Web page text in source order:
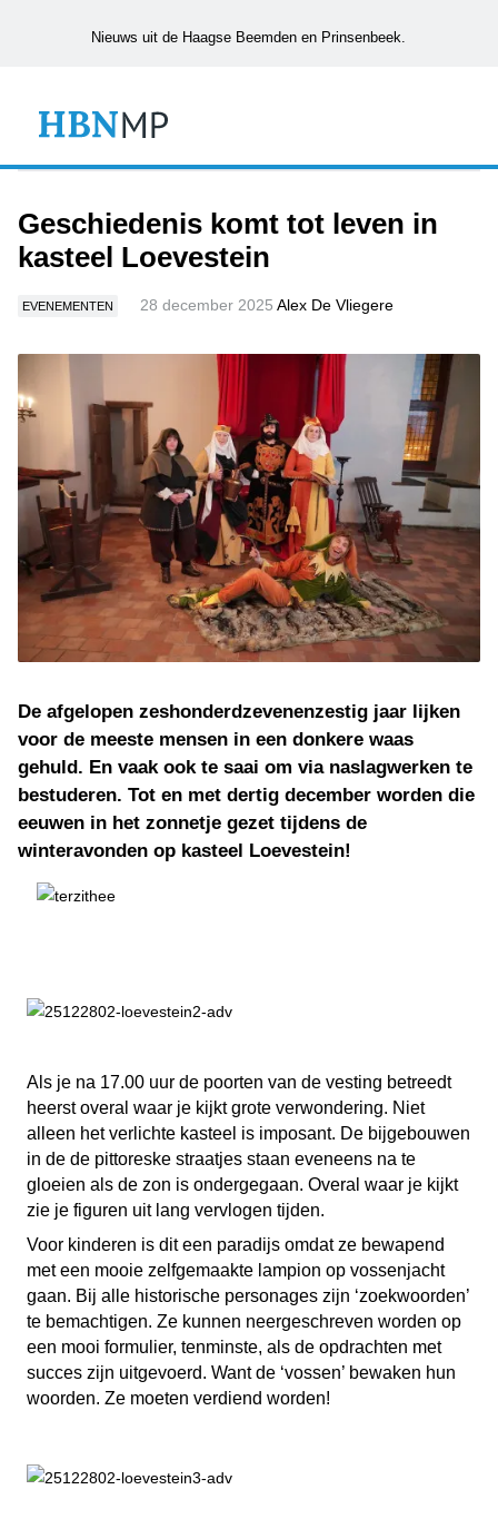
Nieuws uit de Haagse Beemden en Prinsenbeek.
Geschiedenis komt tot leven in
kasteel Loevestein
EVENEMENTEN 28 december 2025 Alex De Vliegere
De afgelopen zeshonderdzevenenzestig jaar lijken
voor de meeste mensen in een donkere waas
gehuld. En vaak ook te saai om via naslagwerken te
bestuderen. Tot en met dertig december worden die
eeuwen in het zonnetje gezet tijdens de
winteravonden op kasteel Loevestein!
Als je na 17.00 uur de poorten van de vesting betreedt
heerst overal waar je kijkt grote verwondering. Niet
alleen het verlichte kasteel is imposant. De bijgebouwen
in de de pittoreske straatjes staan eveneens na te
gloeien als de zon is ondergegaan. Overal waar je kijkt
zie je figuren uit lang vervlogen tijden.
Voor kinderen is dit een paradijs omdat ze bewapend
met een mooie zelfgemaakte lampion op vossenjacht
gaan. Bij alle historische personages zijn ‘zoekwoorden’
te bemachtigen. Ze kunnen neergeschreven worden op
een mooi formulier, tenminste, als de opdrachten met
succes zijn uitgevoerd. Want de ‘vossen’ bewaken hun
woorden. Ze moeten verdiend worden!